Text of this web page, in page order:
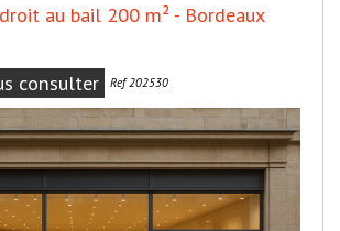
au bail 200 m² - Bordeaux
consulter Ref 202530
Nouveauté